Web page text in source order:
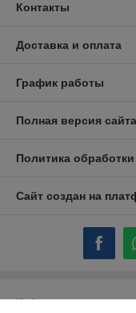
Контакты
Доставка и оплата
График работы
Полная версия сайта
Политика
Сайт создан на
Информация для